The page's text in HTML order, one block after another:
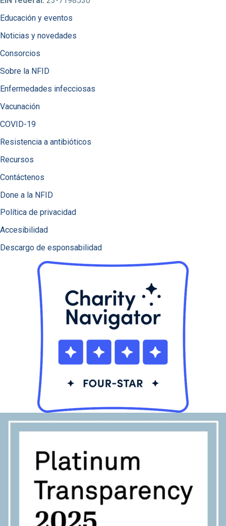
Educación y eventos
Noticias y novedades
Consorcios
Sobre la NFID
Enfermedades infecciosas
Vacunación
COVID-19
Resistencia a antibióticos
Recursos
Contáctenos
Done a la NFID
Política de privacidad
Accesibilidad
Descargo de esponsabilidad